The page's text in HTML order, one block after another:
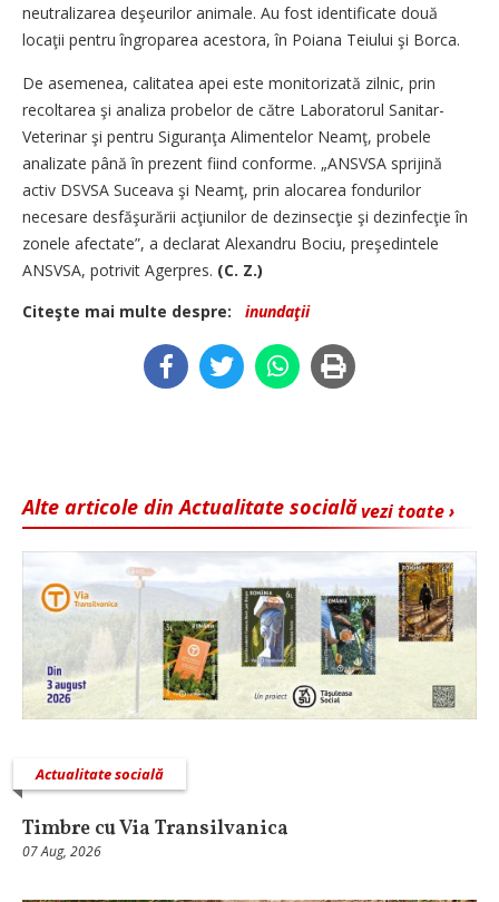
neutralizarea deşeurilor animale. Au fost identificate două
locaţii pentru îngroparea acestora, în Poiana Teiului şi Borca.
De asemenea, calitatea apei este monitorizată zilnic, prin
recoltarea şi analiza probelor de către Laboratorul Sanitar-
Veterinar şi pentru Siguranţa Alimentelor Neamţ, probele
analizate până în prezent fiind conforme. „ANSVSA sprijină
activ DSVSA Suceava şi Neamţ, prin alocarea fondurilor
necesare desfăşurării acţiunilor de dezinsecţie şi dezinfecţie în
zonele afectate”, a declarat Alexandru Bociu, preşedintele
ANSVSA, potrivit Agerpres. (C. Z.)
Citeşte mai multe despre:
inundaţii
vezi toate ›
Alte articole din Actualitate socială
Actualitate socială
Timbre cu Via Transilvanica
07 Aug, 2026